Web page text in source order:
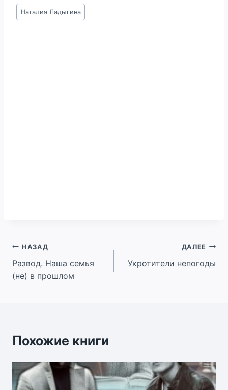
Метки
записи:
Наталия Ладыгина
Навигация
по
НАЗАД
Развод. Наша семья
(не) в прошлом
ДАЛЕЕ
Укротители непогоды
Похожие книги